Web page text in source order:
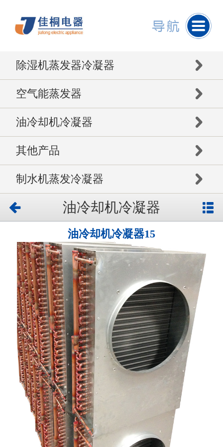
除湿机蒸发器冷凝器
空气能蒸发器
油冷却机冷凝器
其他产品
制水机蒸发冷凝器
油冷却机冷凝器
油冷却机冷凝器15